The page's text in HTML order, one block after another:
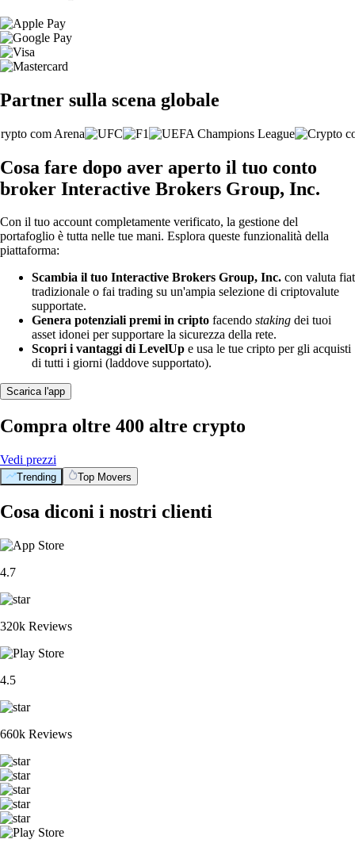
Partner sulla scena globale
Cosa fare dopo aver aperto il tuo conto
broker Interactive Brokers Group, Inc.
Con il tuo account completamente verificato, la gestione del
portafoglio è tutta nelle tue mani. Esplora queste funzionalità della
piattaforma:
Scambia il tuo Interactive Brokers Group, Inc. con valuta fiat
tradizionale o fai trading su un'ampia selezione di criptovalute
supportate.
Genera potenziali premi in cripto facendo staking dei tuoi
asset idonei per supportare la sicurezza della rete.
Scopri i vantaggi di LevelUp e usa le tue cripto per gli acquisti
di tutti i giorni (laddove supportato).
Scarica l'app
Compra oltre 400 altre crypto
Vedi prezzi
Trending Top Movers
Cosa diconi i nostri clienti
4.7
320k Reviews
4.5
660k Reviews